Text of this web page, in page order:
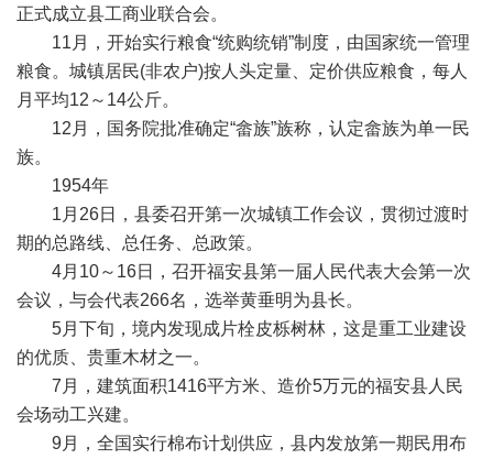
正式成立县工商业联合会。
11月，开始实行粮食“统购统销”制度，由国家统一管理
粮食。城镇居民(非农户)按人头定量、定价供应粮食，每人
月平均12～14公斤。
12月，国务院批准确定“畲族”族称，认定畲族为单一民
族。
1954年
1月26日，县委召开第一次城镇工作会议，贯彻过渡时
期的总路线、总任务、总政策。
4月10～16日，召开福安县第一届人民代表大会第一次
会议，与会代表266名，选举黄垂明为县长。
5月下旬，境内发现成片栓皮栎树林，这是重工业建设
的优质、贵重木材之一。
7月，建筑面积1416平方米、造价5万元的福安县人民
会场动工兴建。
9月，全国实行棉布计划供应，县内发放第一期民用布